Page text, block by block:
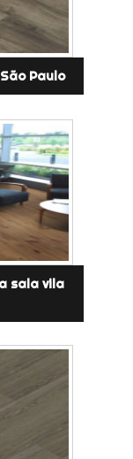
Paulo
sala vila